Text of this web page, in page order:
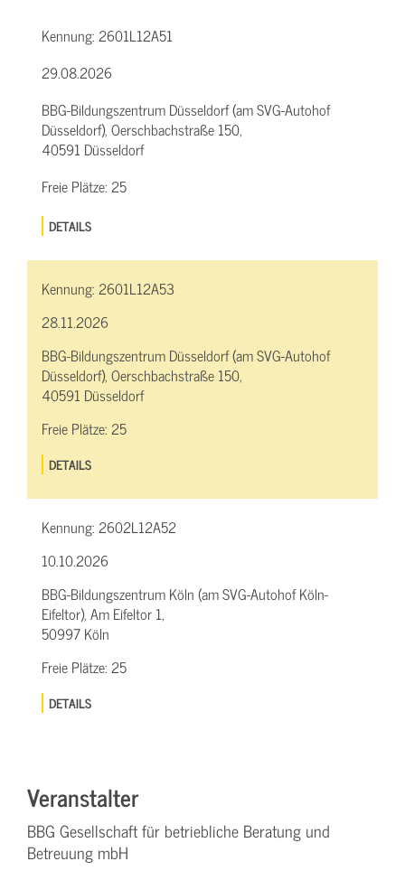
Kennung:2601L12A51
29.08.2026
BBG-Bildungszentrum Düsseldorf (am SVG-Autohof
Düsseldorf), Oerschbachstraße 150,
40591 Düsseldorf
Freie Plätze:25
DETAILS
Kennung:2601L12A53
28.11.2026
BBG-Bildungszentrum Düsseldorf (am SVG-Autohof
Düsseldorf), Oerschbachstraße 150,
40591 Düsseldorf
Freie Plätze:25
DETAILS
Kennung:2602L12A52
10.10.2026
BBG-Bildungszentrum Köln (am SVG-Autohof Köln-
Eifeltor), Am Eifeltor 1,
50997 Köln
Freie Plätze:25
DETAILS
Veranstalter
BBG Gesellschaft für betriebliche Beratung und
Betreuung mbH